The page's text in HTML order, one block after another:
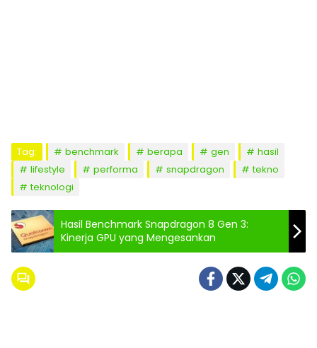
Tag: benchmark berapa gen
hasil
lifestyle
performa snapdragon
tekno
teknologi
Hasil Benchmark Snapdragon 8 Gen 3:
Kinerja GPU yang Mengesankan